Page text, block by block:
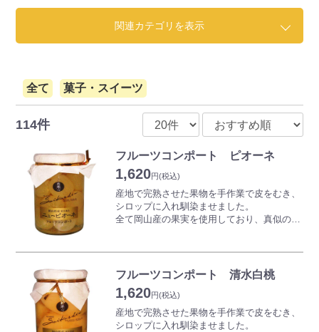
関連カテゴリを表示
全て 菓子・スイーツ
114件
フルーツコンポート ピオーネ
1,620円(税込)
産地で完熟させた果物を手作業で皮をむき、
シロップに入れ馴染ませました。
全て岡山産の果実を使用しており、真似ので
とができます。
見た目もかわいいお洒落なコンポートで贈答
用にも適しています♪
フルーツコンポート 清水白桃
1,620円(税込)
産地で完熟させた果物を手作業で皮をむき、
シロップに入れ馴染ませました。